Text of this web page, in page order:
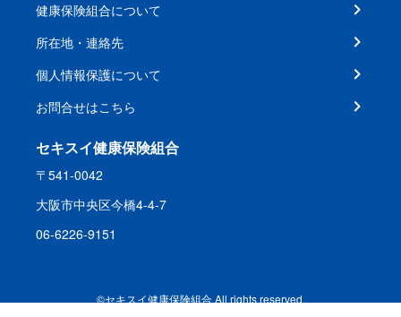
健康保険組合について
所在地・連絡先
個人情報保護について
お問合せはこちら
セキスイ健康保険組合
〒541-0042
大阪市中央区今橋4-4-7
06-6226-9151
©セキスイ健康保険組合 All rights reserved.